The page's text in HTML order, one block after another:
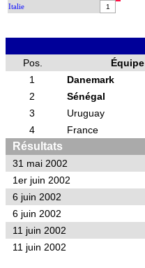
Italie 1
Pos. Équipe
1
Danemark
2
Sénégal
3
Uruguay
4
France
Résultats
31 mai 2002
1er juin 2002
6 juin 2002
6 juin 2002
11 juin 2002
11 juin 2002